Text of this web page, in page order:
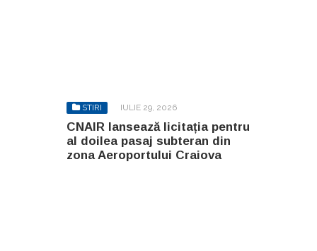
STIRI IULIE 29, 2026
CNAIR lansează licitația pentru
al doilea pasaj subteran din
zona Aeroportului Craiova